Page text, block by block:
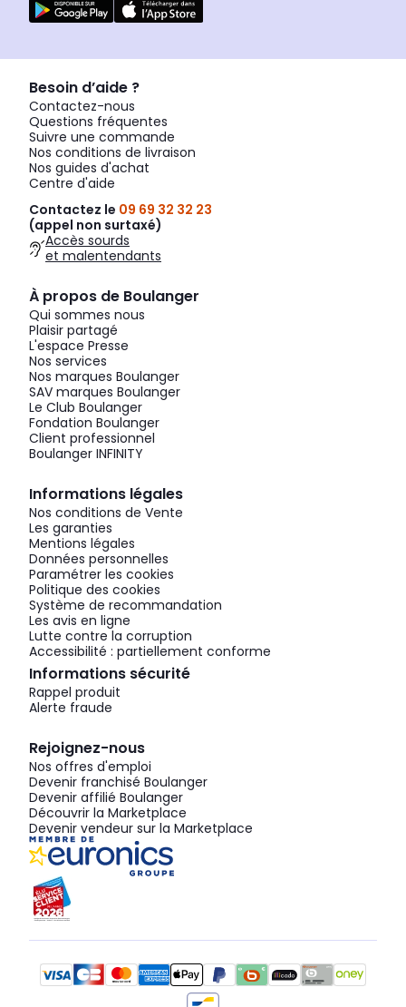
Besoin d’aide ?
Contactez-nous
Questions fréquentes
Suivre une commande
Nos conditions de livraison
Nos guides d'achat
Centre d'aide
Contactez le 09 69 32 32 23
(appel non surtaxé)
Accès sourds
et malentendants
À propos de Boulanger
Qui sommes nous
Plaisir partagé
L'espace Presse
Nos services
Nos marques Boulanger
SAV marques Boulanger
Le Club Boulanger
Fondation Boulanger
Client professionnel
Boulanger INFINITY
Informations légales
Nos conditions de Vente
Les garanties
Mentions légales
Données personnelles
Paramétrer les cookies
Politique des cookies
Système de recommandation
Les avis en ligne
Lutte contre la corruption
Accessibilité : partiellement conforme
Informations sécurité
Rappel produit
Alerte fraude
Rejoignez-nous
Nos offres d'emploi
Devenir franchisé Boulanger
Devenir affilié Boulanger
Découvrir la Marketplace
Devenir vendeur sur la Marketplace